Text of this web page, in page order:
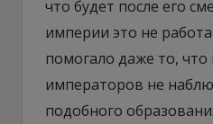
что будет после его
империи это не
помогало даже то, что
императоров не
подобного